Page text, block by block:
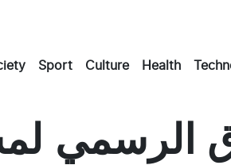
Sport Culture Health
الرسمي